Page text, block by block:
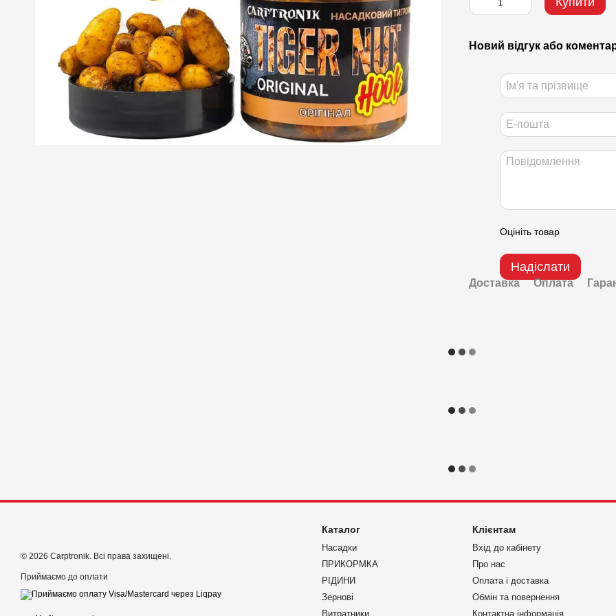
Новий відгук або
Оцініть товар
Надіслати
Доставка Оплата
© 2026 Carptronik. Всі права захищені.
Приймаємо до оплати
Каталог
Насадки
ПРИКОРМКА
РІДИНИ
Зернові
Витратники
Клієнтам
Вхід до кабінету
Про нас
Оплата і доставка
Обмін та повернення
Контактна інформація